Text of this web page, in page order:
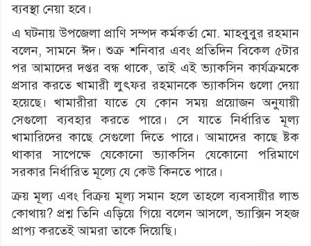
ব্যবস্থা নেয়া হবে।
এ ঘটনায় উপজেলা প্রাণি সম্পদ কর্মকর্তা মো. মাহবুবুর রহমান
বলেন, সামনে ঈদ। শুক্র শনিবার এবং প্রতিদিন বিকেল ৫টার
পর আমাদের দপ্তর বন্ধ থাকে, তাই এই ভ্যাকসিন কার্যক্রমকে
প্রসার করতে খামারী লুৎফর রহমানকে ভ্যাকসিন গুলো দেয়া
হয়েছে। খামারীরা যাতে যে কোন সময় প্রয়োজন অনুযায়ী
সেগুলো ব্যবহার করতে পারে। সে যাতে নির্ধারিত মূল্য
খামারিদের কাছে সেগুলো দিতে পারে। আমাদের কাছে ষ্টক
থাকার সাপেক্ষে যেকোনো ভ্যাকসিন যেকোনো পরিমাণে
সরকার নির্ধারিত মূল্যে যে কেউ কিনতে পারে।
ক্রয় মূল্য এবং বিক্রয় মূল্য সমান হলে তাহলে ব্যবসায়ীর লাভ
কোথায়? প্রশ্ন তিনি এড়িয়ে গিয়ে বলেন আসলে, ভ্যাক্সিন সহজ
প্রাপ্য করতেই আমরা তাকে দিয়েছি।